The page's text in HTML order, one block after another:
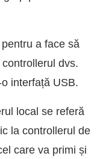
a face să
dvs.
interfață USB.
local se referă
la controllerul de
care va primi și